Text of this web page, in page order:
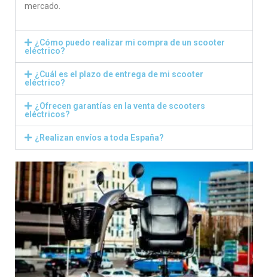
mercado.
¿Cómo puedo realizar mi compra de un scooter
eléctrico?
¿Cuál es el plazo de entrega de mi scooter
eléctrico?
¿Ofrecen garantías en la venta de scooters
eléctricos?
¿Realizan envíos a toda España?